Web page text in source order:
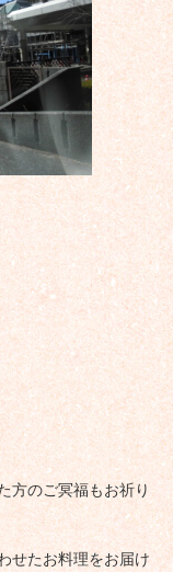
方のご冥福もお祈り
せたお料理をお届け